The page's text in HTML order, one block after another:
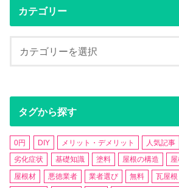
カテゴリー
タグから探す
0円 DIY メリット・デメリット 人気記事
劣化症状
基礎知識 塗料 屋根の構造
屋根材
悪徳業者 業者選び 無料 瓦屋根